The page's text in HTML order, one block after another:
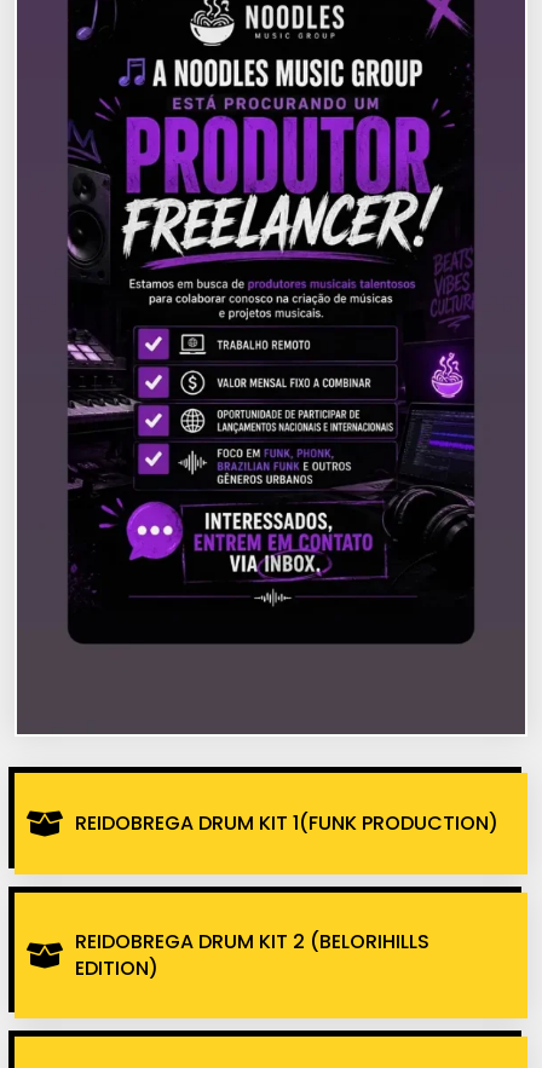
REIDOBREGA DRUM KIT 1(FUNK PRODUCTION)
REIDOBREGA DRUM KIT 2 (BELORIHILLS
EDITION)